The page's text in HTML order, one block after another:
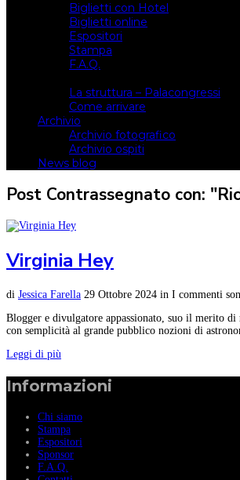
Biglietti con Hotel
Biglietti online
Espositori
Stampa
F.A.Q.
La struttura – Palacongressi
Come arrivare
Archivio
Archivio fotografico
Archivio ospiti
News blog
Post Contrassegnato con:
Virginia Hey
di Jessica Farella 29 Ottobre 2024 in I commenti
Blogger e divulgatore appassionato, suo il merito di
con semplicità al grande pubblico nozioni di
Leggi di più
Informazioni
Chi siamo
Stampa
Espositori
Sponsor
F.A.Q.